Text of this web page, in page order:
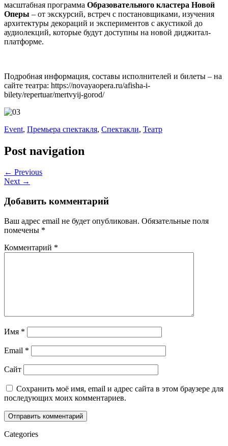
масштабная программа Образовательного кластера Новой
Оперы – от экскурсий, встреч с постановщиками, изучения
архитектуры декораций и экспериментов с акустикой до
аудиолекций, которые будут доступны на новой диджитал-
платформе.
Подробная информация, составы исполнителей и билеты – на
сайте театра: https://novayaopera.ru/afisha-i-
bilety/repertuar/mertvyij-gorod/
Event, Премьера спектакля, Спектакли, Театр
Post navigation
← Previous
Next →
Добавить комментарий
Ваш адрес email не будет опубликован. Обязательные поля
помечены *
Комментарий *
Имя *
Email *
Сайт
Сохранить моё имя, email и адрес сайта в этом браузере для
последующих моих комментариев.
Categories